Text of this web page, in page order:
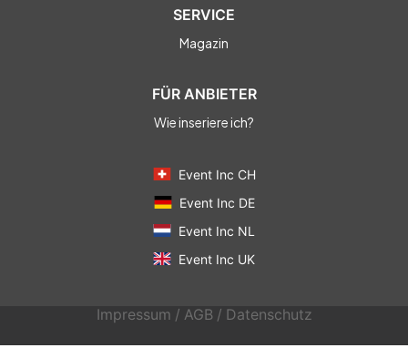
SERVICE
Magazin
FÜR ANBIETER
Wie inseriere ich?
Event Inc CH
Event Inc DE
Event Inc NL
Event Inc UK
Impressum / AGB / Datenschutz